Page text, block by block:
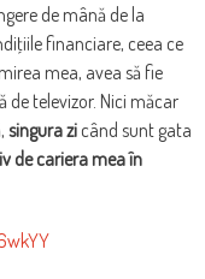
de mână de la
financiare, ceea ce
mea, avea să fie
televizor. Nici măcar
singura zicând sunt gata
de cariera mea în